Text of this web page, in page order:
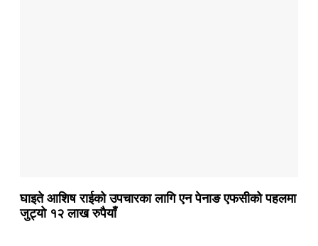
घाइते आशिष राईको उपचारका लागि एन पेनाङ एफसीको पहलमा
जुट्यो १२ लाख रुपैयाँ